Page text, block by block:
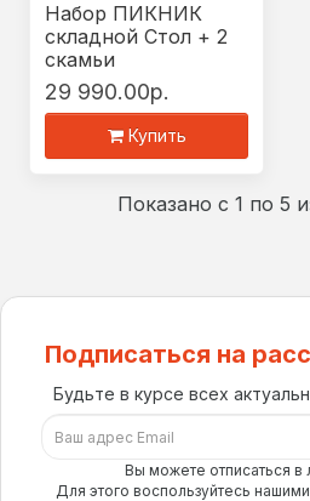
Набор ПИКНИК
складной Стол + 2
скамьи
29 990.00р.
Купить
Показано с 1 по 5
Подписаться на
Будьте в курсе всех
Вы можете отписаться
Для этого воспользуйтесь